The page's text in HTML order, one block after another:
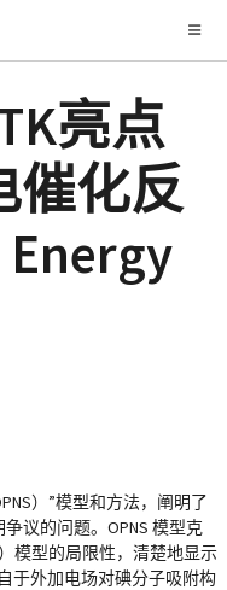
亮点
催化反
）”模型和方法，阐明了
议的问题。OPNS 模型克
模型的局限性，清楚地显示
于外加电场对碘分子吸附构